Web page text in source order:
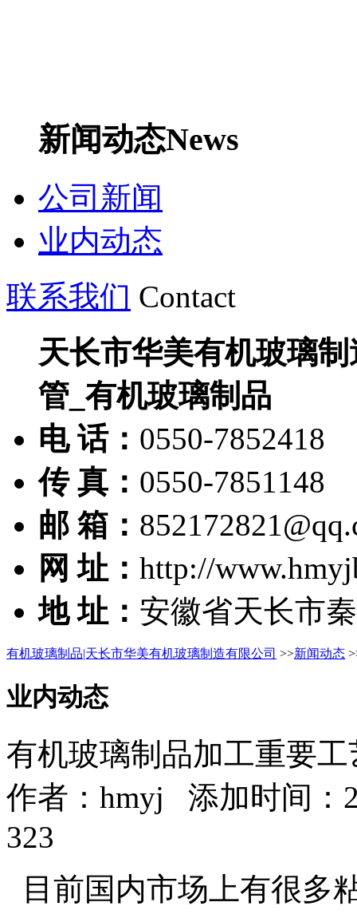
新闻动态News
公司新闻
业内动态
联系我们 Contact
天长市华美有机玻璃
管_有机玻璃制品
电 话： 0550-7852418
传 真： 0550-7851148
邮 箱：
网 址： http://
地 址： 安徽省天长市
有机玻璃制品|天长市华美有机玻璃制造有限公司 >>新闻动态
业内动态
有机玻璃制品加工重要工
作者： hmyj 添加时间：
323
目前国内市场上有很多